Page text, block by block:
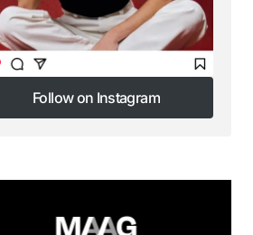
Follow on Instagram
Follow on Instagram